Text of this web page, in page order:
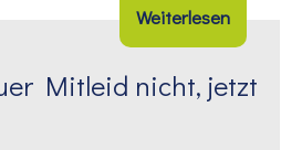
Weiterlesen
Mitleid nicht, jetzt